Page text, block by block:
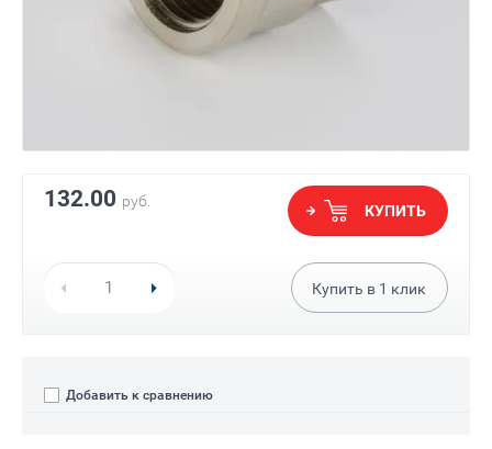
132.00 руб.
КУПИТЬ
Купить в 1 клик
Добавить к сравнению